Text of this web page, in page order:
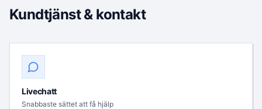
Kundtjänst & kontakt
Livechatt
Snabbaste sättet att få hjälp